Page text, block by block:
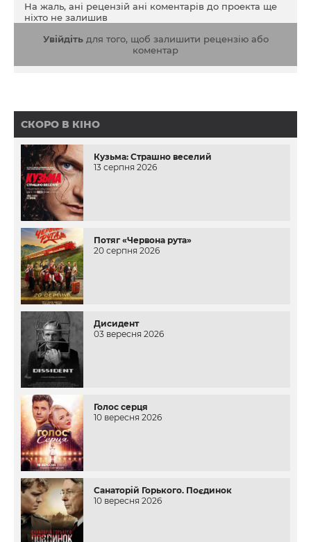
На жаль, ані рецензій ані коментарів до проекта ще
ніхто не залишив
Увійдітьдля того, щоб залишити рецензію або
коментар
СКОРО В КІНО
Кузьма: Страшно веселий
13 серпня 2026
Потяг «Червона рута»
20 серпня 2026
Дисидент
03 вересня 2026
Голос серця
10 вересня 2026
Санаторій Горького. Поєдинок
10 вересня 2026